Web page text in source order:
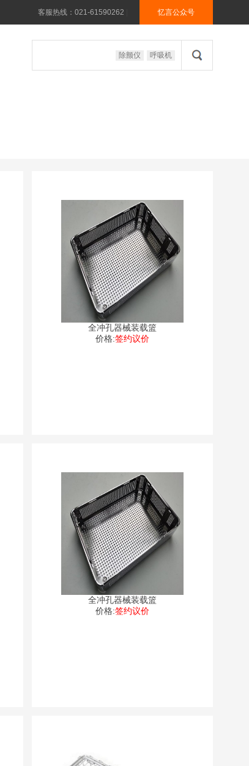
客服热线：021-61590262 忆言公众号
除颤仪 呼吸机
全冲孔器械装载篮
价格:签约议价
全冲孔器械装载篮
价格:签约议价